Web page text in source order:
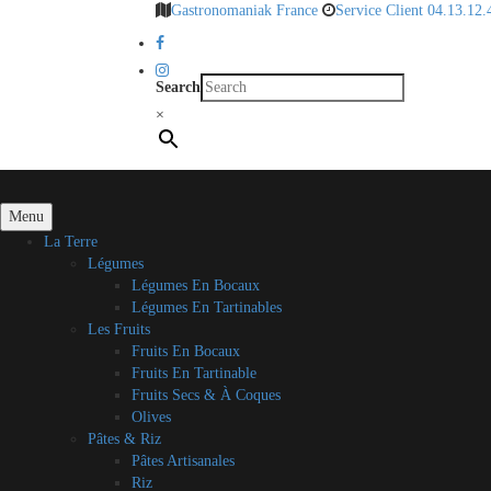
Gastronomaniak France Service Client
Search
×
Menu
La Terre
Légumes
Légumes En Bocaux
Légumes En Tartinables
Les Fruits
Fruits En Bocaux
Fruits En Tartinable
Fruits Secs & À Coques
Olives
Pâtes & Riz
Pâtes Artisanales
Riz